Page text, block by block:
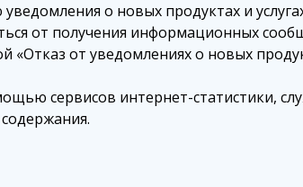
о новых продуктах и
от получения информационных
«Отказ от уведомлениях о новых
сервисов интернет-статистики,